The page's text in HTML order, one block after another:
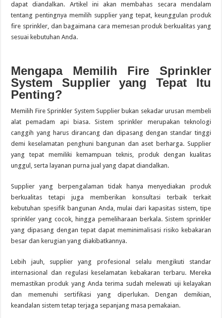
dapat diandalkan. Artikel ini akan membahas secara mendalam
tentang pentingnya memilih supplier yang tepat, keunggulan produk
fire sprinkler, dan bagaimana cara memesan produk berkualitas yang
sesuai kebutuhan Anda.
Mengapa Memilih Fire Sprinkler
System Supplier yang Tepat Itu
Penting?
Memilih Fire Sprinkler System Supplier bukan sekadar urusan membeli
alat pemadam api biasa. Sistem sprinkler merupakan teknologi
canggih yang harus dirancang dan dipasang dengan standar tinggi
demi keselamatan penghuni bangunan dan aset berharga. Supplier
yang tepat memiliki kemampuan teknis, produk dengan kualitas
unggul, serta layanan purna jual yang dapat diandalkan.
Supplier yang berpengalaman tidak hanya menyediakan produk
berkualitas tetapi juga memberikan konsultasi terbaik terkait
kebutuhan spesifik bangunan Anda, mulai dari kapasitas sistem, tipe
sprinkler yang cocok, hingga pemeliharaan berkala. Sistem sprinkler
yang dipasang dengan tepat dapat meminimalisasi risiko kebakaran
besar dan kerugian yang diakibatkannya.
Lebih jauh, supplier yang profesional selalu mengikuti standar
internasional dan regulasi keselamatan kebakaran terbaru. Mereka
memastikan produk yang Anda terima sudah melewati uji kelayakan
dan memenuhi sertifikasi yang diperlukan. Dengan demikian,
keandalan sistem tetap terjaga sepanjang masa pemakaian.